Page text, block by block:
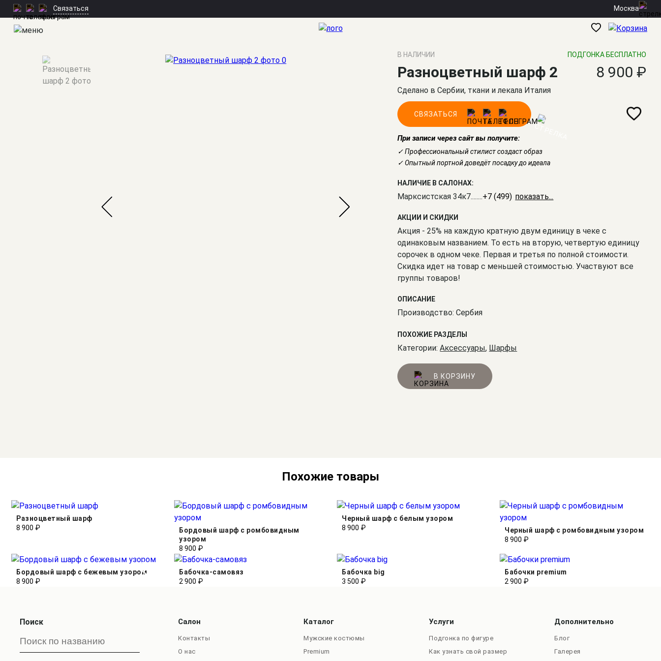
Связаться Москва
Мужские костюмы
В НАЛИЧИИ ПОДГОНКА БЕСПЛАТНО
Разноцветный шарф 2 8 900 ₽
Сделано в Сербии, ткани и лекала Италия
СВЯЗАТЬСЯ
При записи через сайт вы получите:
✓ Профессиональный стилист создаст образ
✓ Опытный портной доведёт посадку до идеала
НАЛИЧИЕ В САЛОНАХ:
Марксистская 34к7........+7 (499) 350-41-77
АКЦИИ И СКИДКИ
Акция - 25% на каждую кратную двум единицу в чеке с
одинаковым названием. То есть на вторую, четвертую единицу
сорочек в одном чеке. Первая и третья по полной стоимости.
Скидка идет на товар с меньшей стоимостью. Участвуют все
группы товаров!
ОПИСАНИЕ
Производство: Сербия
ПОХОЖИЕ РАЗДЕЛЫ
Категории:Аксессуары, Шарфы
В КОРЗИНУ
Похожие товары
Разноцветный шарф
8 900 ₽
Бордовый шарф с ромбовидным
узором
8 900 ₽
Черный шарф с белым узором
8 900 ₽
Черный шарф с ромбовидным узором
8 900 ₽
Бордовый шарф с бежевым узором
8 900 ₽
Бабочка-самовяз
2 900 ₽
Бабочка big
3 500 ₽
Бабочки premium
2 900 ₽
Поиск Салон
Контакты
О нас
Каталог
Мужские костюмы
Premium
Услуги
Подгонка по фигуре
Как узнать свой размер
Дополнительно
Блог
Галерея